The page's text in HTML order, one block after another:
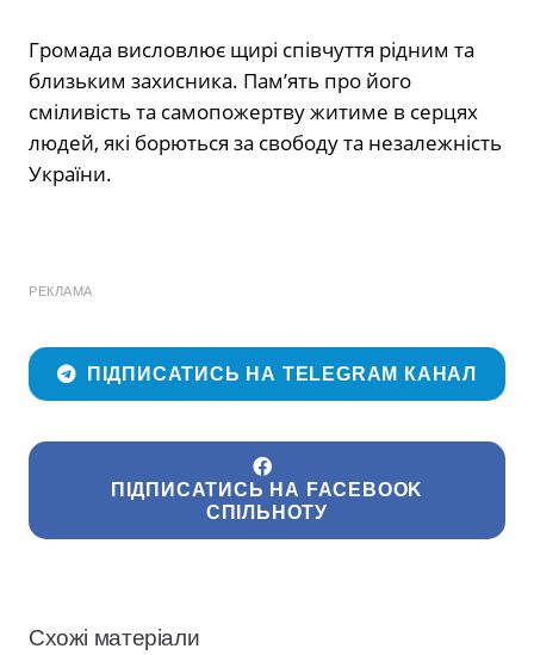
Громада висловлює щирі співчуття рідним та
близьким захисника. Пам’ять про його
сміливість та самопожертву житиме в серцях
людей, які борються за свободу та незалежність
України.
РЕКЛАМА
ПІДПИСАТИСЬ НА TELEGRAM КАНАЛ
ПІДПИСАТИСЬ НА FACEBOOK
СПІЛЬНОТУ
Схожі матеріали